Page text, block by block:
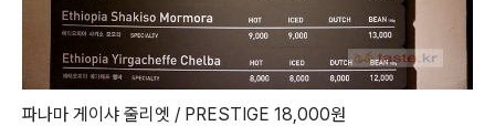
파나마 게이샤 줄리엣 / PRESTIGE 18,000원